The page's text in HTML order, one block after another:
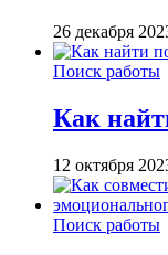
26 декабря
Поиск работы
Как
12 октября
Поиск работы